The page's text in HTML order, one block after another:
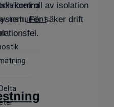
instrument
kontroll av isolation
För säker drift